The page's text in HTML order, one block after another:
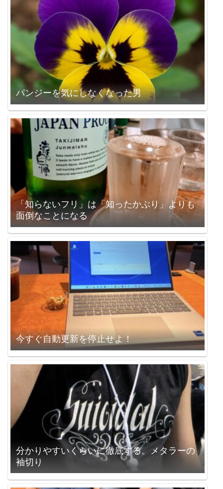
パンジーを気にしなくなった男
「知らないフリ」は「知ったかぶり」よりも
面倒なことになる
今すぐ自動更新を停止せよ！
分かりやすいくらいに徹底する。メタラーの
袖切り